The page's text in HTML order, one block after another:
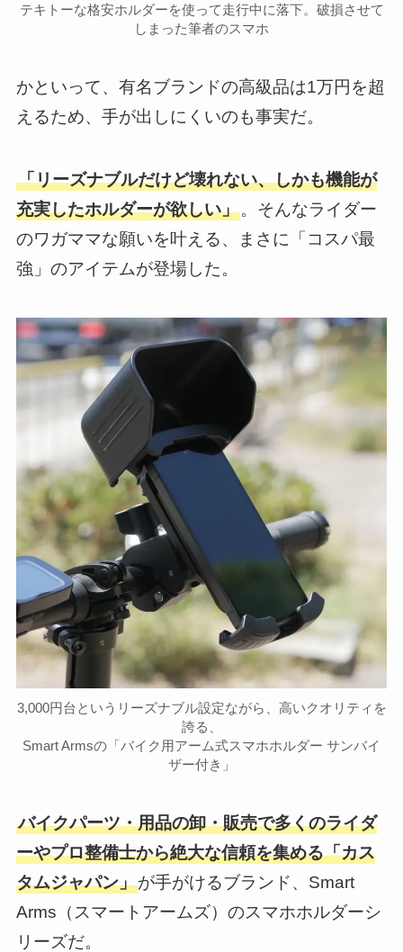
テキトーな格安ホルダーを使って走行中に落下。破損させて
しまった筆者のスマホ
かといって、有名ブランドの高級品は1万円を超
えるため、手が出しにくいのも事実だ。
「リーズナブルだけど壊れない、しかも機能が
充実したホルダーが欲しい」。そんなライダー
のワガママな願いを叶える、まさに「コスパ最
強」のアイテムが登場した。
3,000円台というリーズナブル設定ながら、高いクオリティを
誇る、
Smart Armsの「バイク用アーム式スマホホルダー サンバイ
ザー付き」
バイクパーツ・用品の卸・販売で多くのライダ
ーやプロ整備士から絶大な信頼を集める「カス
タムジャパン」が手がけるブランド、Smart
Arms（スマートアームズ）のスマホホルダーシ
リーズだ。